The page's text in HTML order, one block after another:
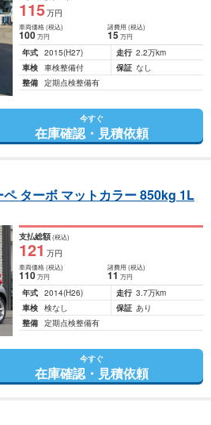
115万円
車両価格(税込)
100万円
諸費用 (税込)
15 万円
年式 2015(H27) 走行 2.2万km
車検 車検整備付 保証 なし
整備 定期点検整備有
今すぐ
在庫確認・見積依頼
ターボ マットカラー 850kg 1L
支払総額(税込)
121 万円
車両価格(税込)
110万円
諸費用 (税込)
11 万円
年式 2014(H26) 走行 3.7万km
車検 検なし 保証 あり
整備 定期点検整備有
今すぐ
在庫確認・見積依頼